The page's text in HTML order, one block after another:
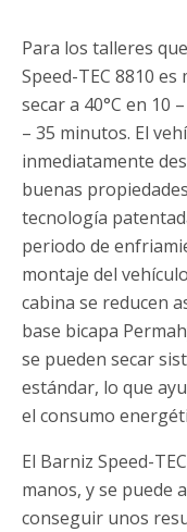
Para los talleres
Speed-TEC 8810
secar a 40°C en 10
– 35 minutos. El
inmediatamente
buenas
tecnología
periodo de
montaje del
cabina se reducen
base bicapa
se pueden secar
estándar, lo que
el consumo
El Barniz Speed-
manos, y se puede
conseguir unos